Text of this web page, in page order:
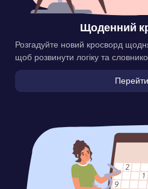
Щоденний
Розгадуйте новий кросворд
щоб розвинути логіку та
Перейти